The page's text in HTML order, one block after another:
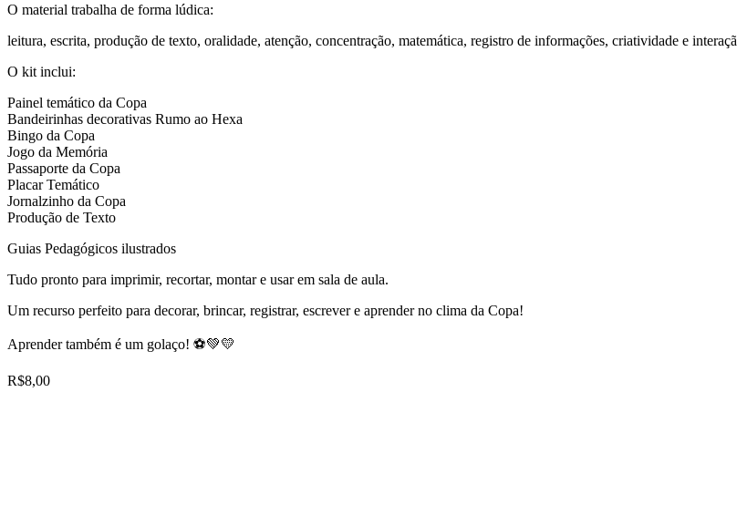
O material trabalha de forma lúdica:
leitura, escrita, produção de texto, oralidade, atenção, concentração, matemática, registro de informações, criatividade e
O kit inclui:
Painel temático da Copa
Bandeirinhas decorativas Rumo ao Hexa
Bingo da Copa
Jogo da Memória
Passaporte da Copa
Placar Temático
Jornalzinho da Copa
Produção de Texto
Guias Pedagógicos ilustrados
Tudo pronto para imprimir, recortar, montar e usar em sala de aula.
Um recurso perfeito para decorar, brincar, registrar, escrever e aprender no clima da Copa!
Aprender também é um golaço! ⚽💚💛
R$8,00